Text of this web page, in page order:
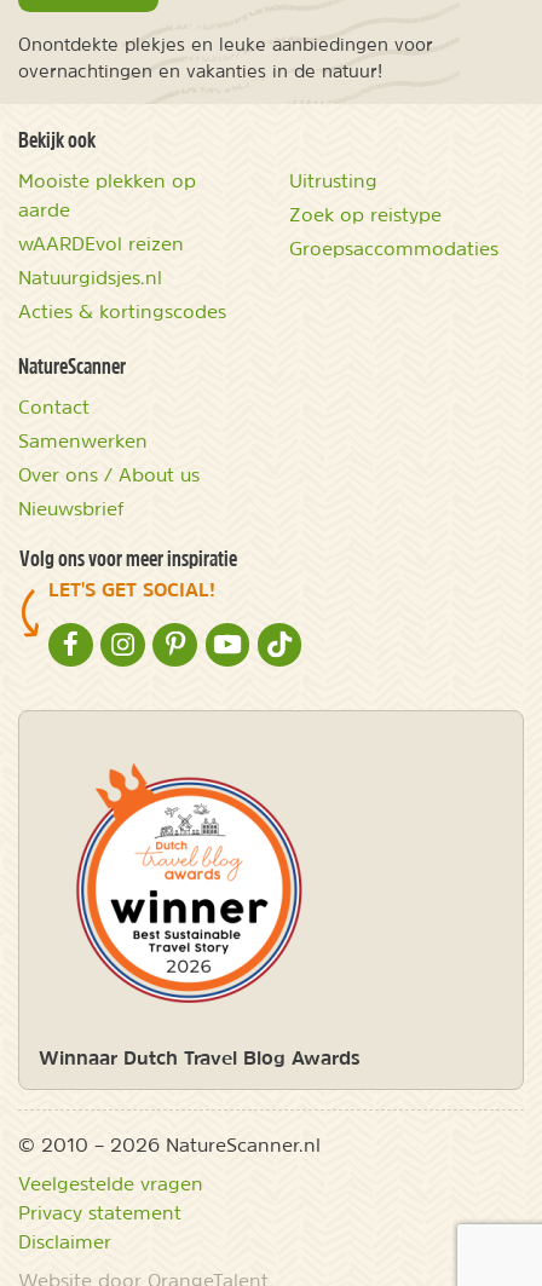
Onontdekte plekjes en leuke aanbiedingen voor
overnachtingen en vakanties in de natuur!
Bekijk ook
Mooiste plekken op
aarde
wAARDEvol reizen
Natuurgidsjes.nl
Acties & kortingscodes
Uitrusting
Zoek op reistype
Groepsaccommodaties
NatureScanner
Contact
Samenwerken
Over ons / About us
Nieuwsbrief
Volg ons voor meer inspiratie
LET'S GET SOCIAL!
NATURESCANNER OP FACEBOOK
NATURESCANNER OP INSTAGRAM
NATURESCANNER OP PINTEREST
NATURESCANNER OP YOUTUBE
NATURESCANNER OP TIKTOK
Winnaar Dutch Travel Blog Awards
© 2010 – 2026 NatureScanner.nl
Veelgestelde vragen
Privacy statement
Disclaimer
Website door OrangeTalent